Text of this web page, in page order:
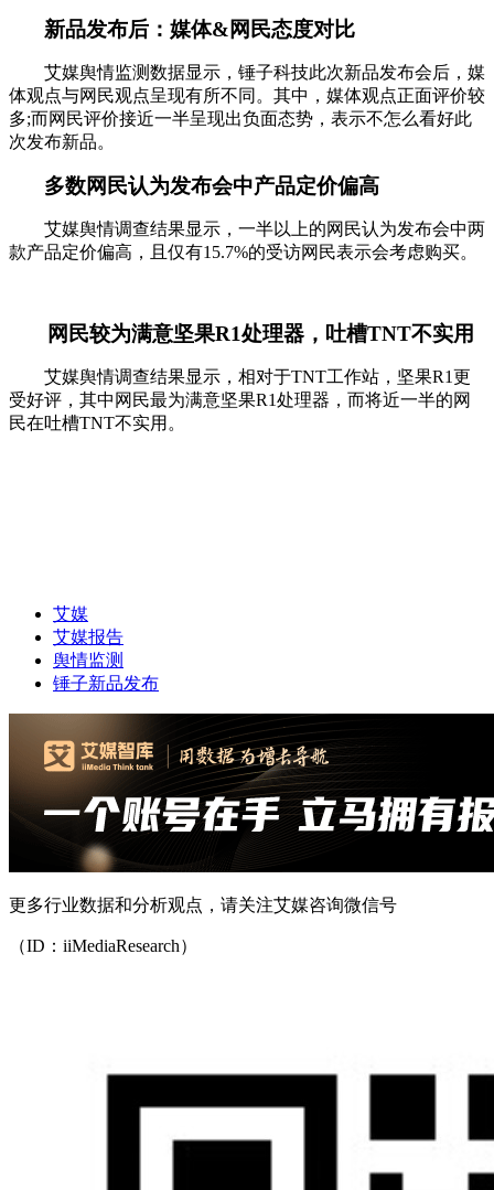
新品发布后：媒体&网民态度对比
艾媒舆情监测数据显示，锤子科技此次新品发布会后，媒
体观点与网民观点呈现有所不同。其中，媒体观点正面评价较
多;而网民评价接近一半呈现出负面态势，表示不怎么看好此
次发布新品。
多数网民认为发布会中产品定价偏高
艾媒舆情调查结果显示，一半以上的网民认为发布会中两
款产品定价偏高，且仅有15.7%的受访网民表示会考虑购买。
网民较为满意坚果R1处理器，吐槽TNT不实用
艾媒舆情调查结果显示，相对于TNT工作站，坚果R1更
受好评，其中网民最为满意坚果R1处理器，而将近一半的网
民在吐槽TNT不实用。
艾媒
艾媒报告
舆情监测
锤子新品发布
更多行业数据和分析观点，请关注艾媒咨询微信号
（ID：iiMediaResearch）